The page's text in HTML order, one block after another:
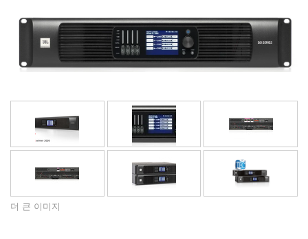
언어/지역
더 큰 이미지